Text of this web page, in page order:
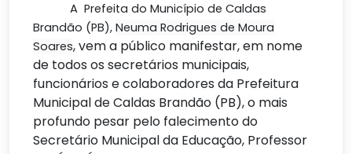
A Prefeita do Município de Caldas
Brandão (PB), Neuma Rodrigues de Moura
Soares, vem a público manifestar, em nome
de todos os secretários municipais,
funcionários ecolaboradores da Prefeitura
Municipal de Caldas Brandão (PB), o mais
profundo pesar pelo falecimento do
Secretário Municipal da Educação, Professor